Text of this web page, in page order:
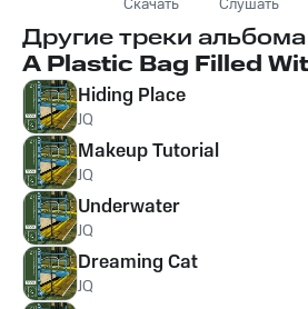
Скачать Слушать
Другие треки альбома
A Plastic Bag Filled
Hiding Place
JQ
Makeup Tutorial
JQ
Underwater
JQ
Dreaming Cat
JQ